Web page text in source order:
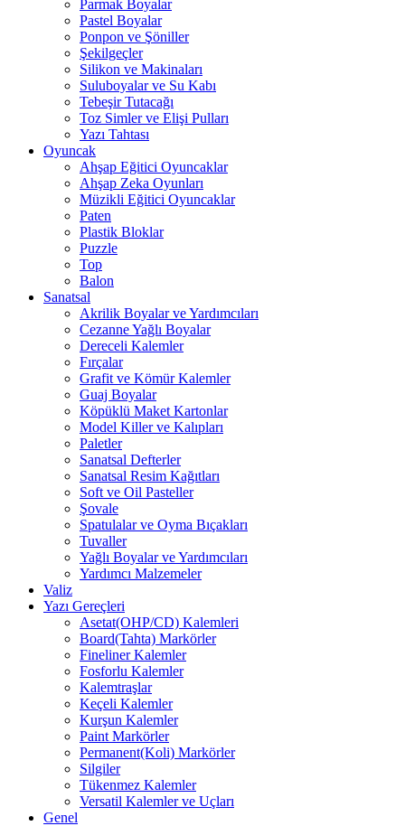
Parmak Boyalar
Pastel Boyalar
Ponpon ve Şöniller
Şekilgeçler
Silikon ve Makinaları
Suluboyalar ve Su Kabı
Tebeşir Tutacağı
Toz Simler ve Elişi Pulları
Yazı Tahtası
Oyuncak
Ahşap Eğitici Oyuncaklar
Ahşap Zeka Oyunları
Müzikli Eğitici Oyuncaklar
Paten
Plastik Bloklar
Puzzle
Top
Balon
Sanatsal
Akrilik Boyalar ve Yardımcıları
Cezanne Yağlı Boyalar
Dereceli Kalemler
Fırçalar
Grafit ve Kömür Kalemler
Guaj Boyalar
Köpüklü Maket Kartonlar
Model Killer ve Kalıpları
Paletler
Sanatsal Defterler
Sanatsal Resim Kağıtları
Soft ve Oil Pasteller
Şovale
Spatulalar ve Oyma Bıçakları
Tuvaller
Yağlı Boyalar ve Yardımcıları
Yardımcı Malzemeler
Valiz
Yazı Gereçleri
Asetat(OHP/CD) Kalemleri
Board(Tahta) Markörler
Fineliner Kalemler
Fosforlu Kalemler
Kalemtraşlar
Keçeli Kalemler
Kurşun Kalemler
Paint Markörler
Permanent(Koli) Markörler
Silgiler
Tükenmez Kalemler
Versatil Kalemler ve Uçları
Genel